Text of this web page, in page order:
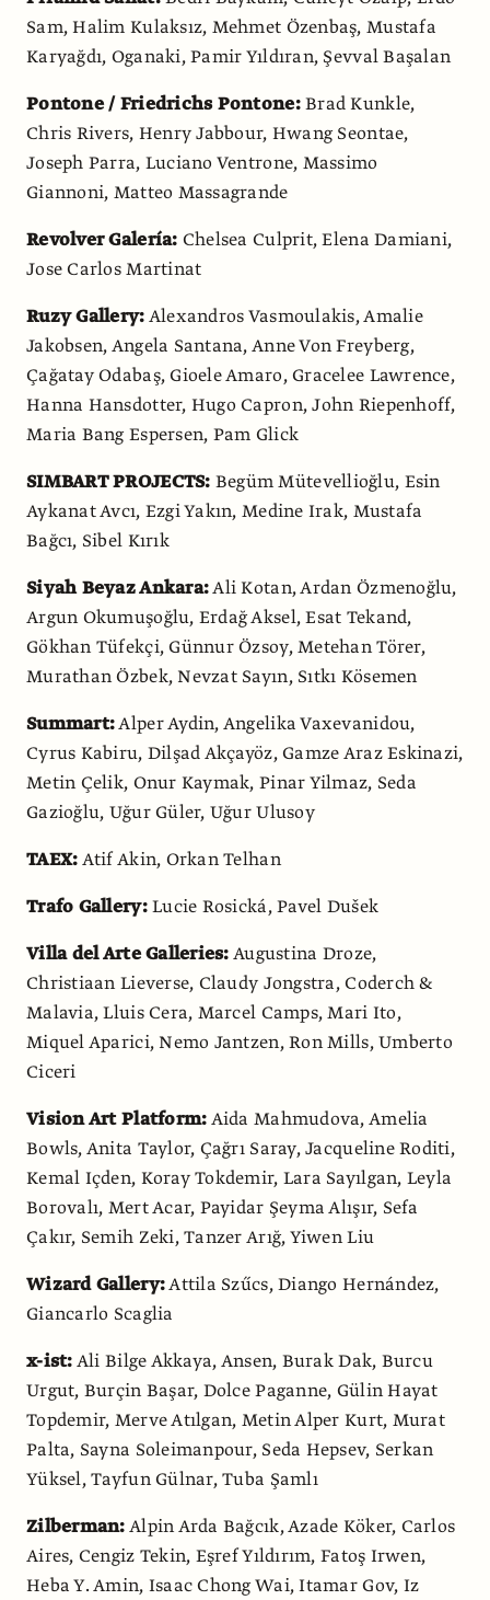
Sam, Halim Kulaksız, Mehmet Özenbaş, Mustafa
Karyağdı, Oganaki, Pamir Yıldıran, Şevval Başalan
Pontone / Friedrichs Pontone:Brad Kunkle,
Chris Rivers, Henry Jabbour, Hwang Seontae,
Joseph Parra, Luciano Ventrone, Massimo
Giannoni, Matteo Massagrande
Revolver Galería: Chelsea Culprit, Elena Damiani,
Jose Carlos Martinat
Ruzy Gallery:Alexandros Vasmoulakis, Amalie
Jakobsen, Angela Santana, Anne Von Freyberg,
Çağatay Odabaş, Gioele Amaro, Gracelee Lawrence,
Hanna Hansdotter, Hugo Capron, John Riepenhoff,
Maria Bang Espersen, Pam Glick
SIMBART PROJECTS: Begüm Mütevellioğlu, Esin
Aykanat Avcı, Ezgi Yakın, Medine Irak, Mustafa
Bağcı, Sibel Kırık
Siyah Beyaz Ankara:Ali Kotan, Ardan Özmenoğlu,
Argun Okumuşoğlu, Erdağ Aksel, Esat Tekand,
Gökhan Tüfekçi, Günnur Özsoy, Metehan Törer,
Murathan Özbek, Nevzat Sayın, Sıtkı Kösemen
Summart:Alper Aydin, Angelika Vaxevanidou,
Cyrus Kabiru, Dilşad Akçayöz, Gamze Araz Eskinazi,
Metin Çelik, Onur Kaymak, Pinar Yilmaz, Seda
Gazioğlu, Uğur Güler, Uğur Ulusoy
TAEX:Atif Akin, Orkan Telhan
Trafo Gallery:Lucie Rosická, Pavel Dušek
Villa del Arte Galleries:Augustina Droze,
Christiaan Lieverse, Claudy Jongstra, Coderch &
Malavia, Lluis Cera, Marcel Camps, Mari Ito,
Miquel Aparici, Nemo Jantzen, Ron Mills, Umberto
Ciceri
Vision Art Platform:Aida Mahmudova, Amelia
Bowls, Anita Taylor, Çağrı Saray, Jacqueline Roditi,
Kemal Içden, Koray Tokdemir, Lara Sayılgan, Leyla
Borovalı, Mert Acar, Payidar Şeyma Alışır, Sefa
Çakır, Semih Zeki, Tanzer Arığ, Yiwen Liu
Wizard Gallery:Attila Szűcs, Diango Hernández,
Giancarlo Scaglia
x-ist:Ali Bilge Akkaya, Ansen, Burak Dak, Burcu
Urgut, Burçin Başar, Dolce Paganne, Gülin Hayat
Topdemir, Merve Atılgan, Metin Alper Kurt, Murat
Palta, Sayna Soleimanpour, Seda Hepsev, Serkan
Yüksel, Tayfun Gülnar, Tuba Şamlı
Zilberman:Alpin Arda Bağcık, Azade Köker, Carlos
Aires, Cengiz Tekin, Eşref Yıldırım, Fatoş Irwen,
Heba Y. Amin, Isaac Chong Wai, Itamar Gov, Iz